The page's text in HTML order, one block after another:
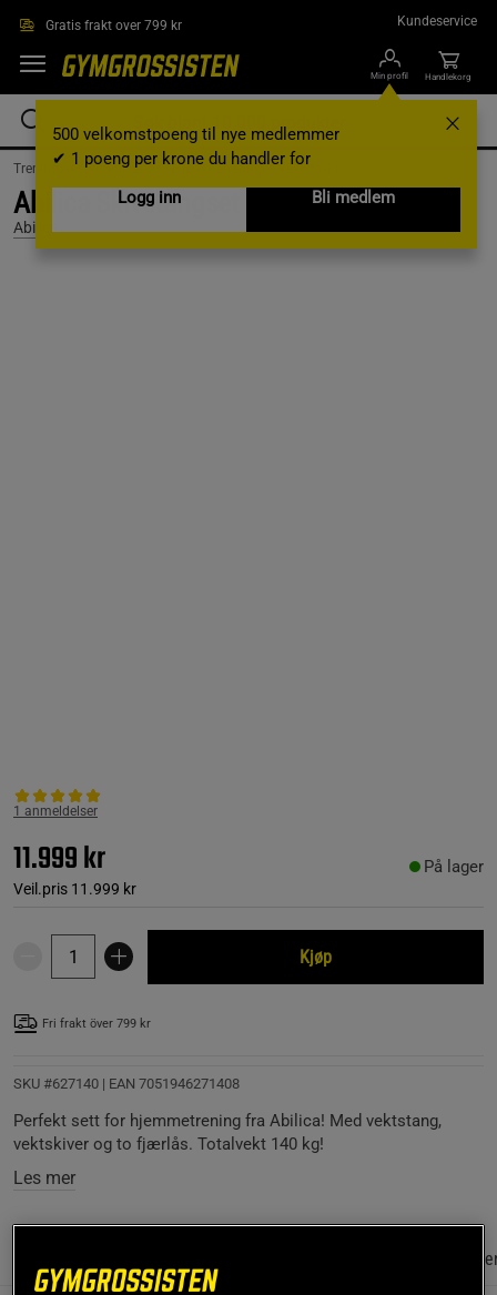
Gratis frakt over 799 kr Kundeservice
Min profil
500 velkomstpoeng til nye medlemmer
✔ 1 poeng per krone du handler for
Logg inn
Bli medlem
Handlekorg
Treningsutstyr & tilbehør /Hjemmetrening /Vektstang
Abilica Skivstångset 50mm, 140 kg
Abilica
1 anmeldelser
11.999 kr
Veil.pris 11.999 kr
På lager
Kjøp
Fri frakt över 799 kr
SKU #627140 | EAN 7051946271408
Perfekt sett for hjemmetrening fra Abilica! Med vektstang,
vektskiver og to fjærlås. Totalvekt 140 kg!
Les mer
Næringsinformasjon &